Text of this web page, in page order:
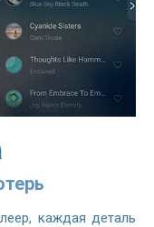
каждая деталь